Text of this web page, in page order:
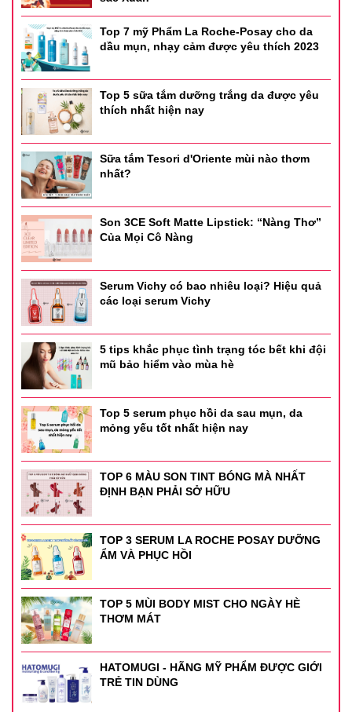
thâm. Ngay lập tức các hoạt chất bên trong sản phẩm sẽ
thẩm thấu vào da, phá vỡ các gốc melanin gây nên thâm
sạm.
- Đặc biệt, Avene Cicalfate Creme Reparatrice lành tính
đến mức bạn có thể dùng trong điều trị da cho trẻ nhỏ.
Chính những điều này đã giúp sản phẩm chiếm được lòng
tin của khách hàng và giới chuyên môn.
Kem dưỡng Avene Cicalfate Repair Cream 100ml
Loại da phù hợp :
Mọi loại da, kể cả da nhạy cảm.
Thông tin sản phẩm :
Xuất xứ: Pháp
Thể tích: 100ml
Thương hiệu: Avène
Top 7 mỹ Phẩm La Roche-Posay cho da
dầu mụn, nhạy cảm được yêu thích 2023
Top 5 sữa tắm dưỡng trắng da được yêu
thích nhất hiện nay
Sữa tắm Tesori d'Oriente mùi nào thơm
nhất?
Son 3CE Soft Matte Lipstick: “Nàng Thơ”
Của Mọi Cô Nàng
Serum Vichy có bao nhiêu loại? Hiệu quả
các loại serum Vichy
5 tips khắc phục tình trạng tóc bết khi đội
mũ bảo hiểm vào mùa hè
Top 5 serum phục hồi da sau mụn, da
mỏng yếu tốt nhất hiện nay
TOP 6 MÀU SON TINT BÓNG MÀ NHẤT
ĐỊNH BẠN PHẢI SỞ HỮU
TOP 3 SERUM LA ROCHE POSAY DƯỠNG
ẨM VÀ PHỤC HỒI
TOP 5 MÙI BODY MIST CHO NGÀY HÈ
THƠM MÁT
HATOMUGI - HÃNG MỸ PHẨM ĐƯỢC GIỚI
TRẺ TIN DÙNG